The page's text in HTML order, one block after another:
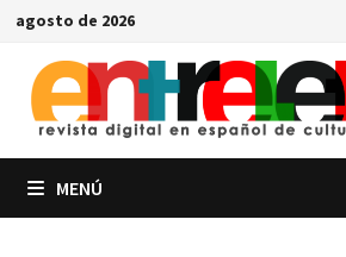
Saltar
contenido
agosto de 2026
MENÚ